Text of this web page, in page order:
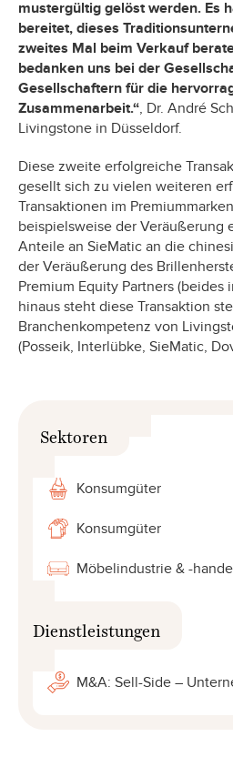
mustergültig gelöst werden. Es
bereitet, dieses
zweites Mal beim Verkauf
bedanken uns bei der
Gesellschaftern für die
Zusammenarbeit.“, Dr. André
Livingstone in Düsseldorf.
Diese zweite erfolgreiche
gesellt sich zu vielen weiteren
Transaktionen im
beispielsweise der Veräußerung
Anteile an SieMatic an die
der Veräußerung des
Premium Equity Partners (beides
hinaus steht diese Transaktion
Branchenkompetenz von
(Posseik, Interlübke, SieMatic,
Sektoren
Konsumgüter
Konsumgüter
Möbelindustrie & -
Dienstleistungen
M&A: Sell-Side –